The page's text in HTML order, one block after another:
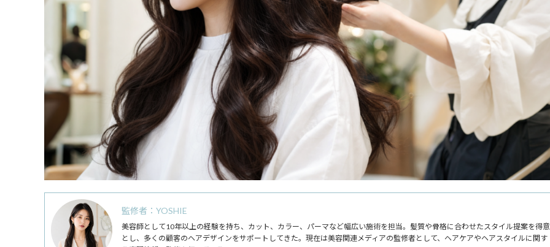
監修者：YOSHIE
美容師として10年以上の経験を持ち、カット、カラー、パーマなど幅広い施術を担当。髪質や骨格に合わせたスタイル提案を得意
とし、多くの顧客のヘアデザインをサポートしてきた。現在は美容関連メディアの監修者として、ヘアケアやヘアスタイルに関す